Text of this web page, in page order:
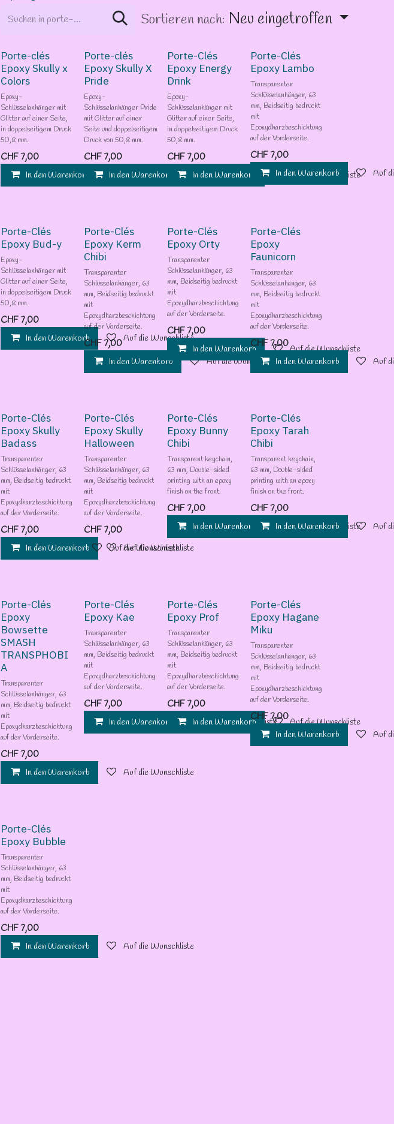
Sortieren nach: Neu eingetroffen
Porte-clés
Epoxy Skully x
Colors
Epoxy-
Schlüsselanhänger mit
Glitter auf einer Seite,
in doppelseitigem Druck
50,8 mm.
CHF7,00
In den Warenkorb Auf die Wunschliste
Porte-clés
Epoxy Skully X
Pride
Epoxy-
Schlüsselanhänger Pride
mit Glitter auf einer
Seite und doppelseitigem
Druck von 50,8 mm.
CHF7,00
In den Warenkorb Auf die Wunschliste
Porte-Clés
Epoxy Energy
Drink
Epoxy-
Schlüsselanhänger mit
Glitter auf einer Seite,
in doppelseitigem Druck
50,8 mm.
CHF7,00
In den Warenkorb Auf die Wunschliste
Porte-Clés
Epoxy Lambo
Transparenter
Schlüsselanhänger, 63
mm, Beidseitig bedruckt
mit
Epoxydharzbeschichtung
auf der Vorderseite.
CHF7,00
In den Warenkorb Auf
Porte-Clés
Epoxy Bud-y
Epoxy-
Schlüsselanhänger mit
Glitter auf einer Seite,
in doppelseitigem Druck
50,8 mm.
CHF7,00
In den Warenkorb Auf die Wunschliste
Porte-Clés
Epoxy Kerm
Chibi
Transparenter
Schlüsselanhänger, 63
mm, Beidseitig bedruckt
mit
Epoxydharzbeschichtung
auf der Vorderseite.
CHF7,00
In den Warenkorb Auf die Wunschliste
Porte-Clés
Epoxy Orty
Transparenter
Schlüsselanhänger, 63
mm, Beidseitig bedruckt
mit
Epoxydharzbeschichtung
auf der Vorderseite.
CHF7,00
In den Warenkorb Auf die Wunschliste
Porte-Clés
Epoxy
Faunicorn
Transparenter
Schlüsselanhänger, 63
mm, Beidseitig bedruckt
mit
Epoxydharzbeschichtung
auf der Vorderseite.
CHF7,00
In den Warenkorb Auf
Porte-Clés
Epoxy Skully
Badass
Transparenter
Schlüsselanhänger, 63
mm, Beidseitig bedruckt
mit
Epoxydharzbeschichtung
auf der Vorderseite.
CHF7,00
In den Warenkorb Auf die Wunschliste
Porte-Clés
Epoxy Skully
Halloween
Transparenter
Schlüsselanhänger, 63
mm, Beidseitig bedruckt
mit
Epoxydharzbeschichtung
auf der Vorderseite.
CHF7,00
Auf die Wunschliste
Porte-Clés
Epoxy Bunny
Chibi
Transparent keychain,
63 mm, Double-sided
printing with an epoxy
finish on the front.
CHF7,00
In den Warenkorb Auf die Wunschliste
Porte-Clés
Epoxy Tarah
Chibi
Transparent keychain,
63 mm, Double-sided
printing with an epoxy
finish on the front.
CHF7,00
In den Warenkorb Auf
Porte-Clés
Epoxy
Bowsette
SMASH
TRANSPHOBI
A
Transparenter
Schlüsselanhänger, 63
mm, Beidseitig bedruckt
mit
Epoxydharzbeschichtung
auf der Vorderseite.
CHF7,00
In den Warenkorb Auf die Wunschliste
Porte-Clés
Epoxy Kae
Transparenter
Schlüsselanhänger, 63
mm, Beidseitig bedruckt
mit
Epoxydharzbeschichtung
auf der Vorderseite.
CHF7,00
In den Warenkorb Auf die Wunschliste
Porte-Clés
Epoxy Prof
Transparenter
Schlüsselanhänger, 63
mm, Beidseitig bedruckt
mit
Epoxydharzbeschichtung
auf der Vorderseite.
CHF7,00
In den Warenkorb Auf die Wunschliste
Porte-Clés
Epoxy Hagane
Miku
Transparenter
Schlüsselanhänger, 63
mm, Beidseitig bedruckt
mit
Epoxydharzbeschichtung
auf der Vorderseite.
CHF7,00
In den Warenkorb Auf
Porte-Clés
Epoxy Bubble
Transparenter
Schlüsselanhänger, 63
mm, Beidseitig bedruckt
mit
Epoxydharzbeschichtung
auf der Vorderseite.
CHF7,00
In den Warenkorb Auf die Wunschliste